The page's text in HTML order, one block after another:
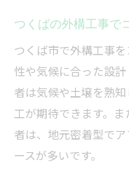
つくばの外構工事で
つくば市で外構工事
性や気候に合った設
者は気候や土壌を熟
工が期待できます。
者は、地元密着型で
ースが多いです。